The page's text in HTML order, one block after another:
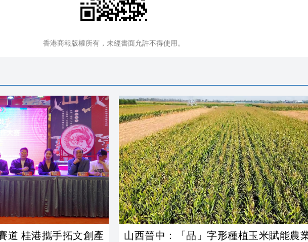
香港商報版權所有，未經書面允許不得使用。
道 桂港攜手拓文創產
山西晉中：「品」字形種植玉米賦能農